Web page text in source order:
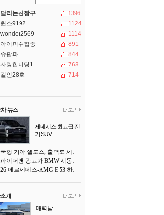
달리는신짱구
1396
윈스9192
1124
wonder2569
1114
아이피수집중
891
슈팝파
844
사랑합니당1
763
걸인28호
714
제네시스 최고급 전
기 SUV
중국형 기아 셀토스, 출력도 세지고 27인치 초대형 디스플레이까지
스파이더맨 광고가 BMW 시동화면을 점령하다, 오너들은 불만
2026 메르세데스-AMG E 53 하이브리드 왜건 시승기
매력남